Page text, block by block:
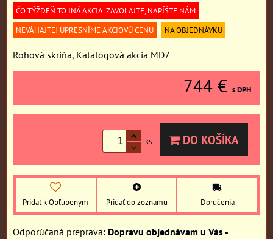
ČO TÝŽDEŇ TO INÁ AKCIA. ZAVOLAJTE, NAPÍŠTE NÁM
NEVÁHAJTE! UPRESNÍME AKCIOVÚ CENU
NA OBJEDNÁVKU
Rohová skriňa, Katalógová akcia MD7
744 € s DPH
ks DO KOŠÍKA
Pridať k Obľúbeným Pridať do zoznamu Doručenia
Dopravu objednávam u Vás -